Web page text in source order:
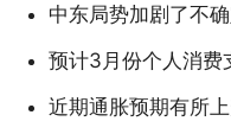
中东局势加剧了不确
预计3月份个人消费
近期通胀预期有所上